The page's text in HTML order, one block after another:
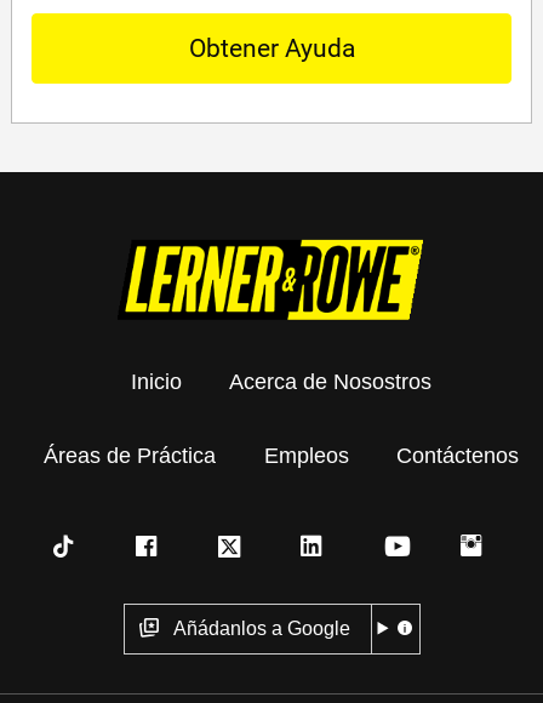
Inicio Acerca de Nosostros
Áreas de Práctica Empleos Contáctenos
Añádanlos a Google